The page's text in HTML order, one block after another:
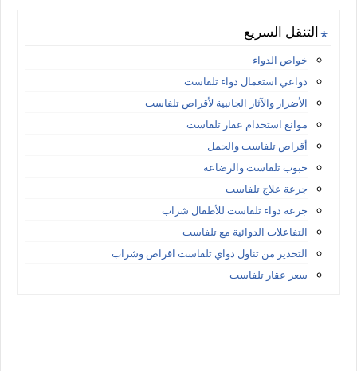
التنقل السريع
خواص الدواء
دواعي استعمال دواء تلفاست
الأضرار والآثار الجانبية لأقراص تلفاست
موانع استخدام عقار تلفاست
أقراص تلفاست والحمل
حبوب تلفاست والرضاعة
جرعة علاج تلفاست
جرعة دواء تلفاست للأطفال شراب
التفاعلات الدوائية مع تلفاست
التحذير من تناول دواي تلفاست اقراص وشراب
سعر عقار تلفاست